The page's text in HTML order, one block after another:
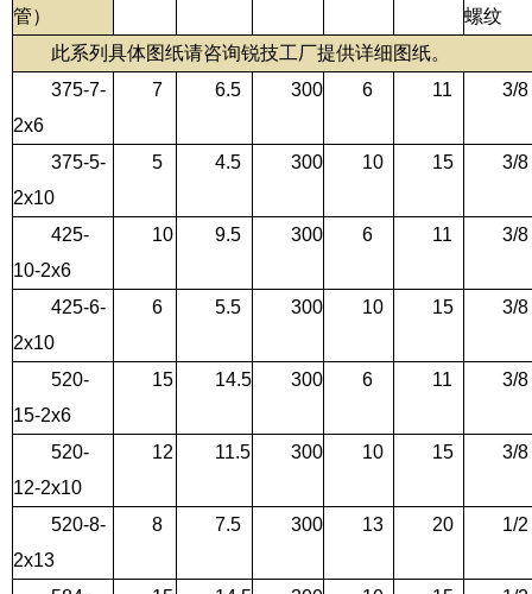
管）
螺纹
此系列具体图纸请咨询锐技工厂提供详细图纸。
375-7-
2x6
7 6.5 300 6 11 3/8
375-5-
2x10
5 4.5 300 10 15 3/8
425-
10-2x6
10 9.5 300 6 11 3/8
425-6-
2x10
6 5.5 300 10 15 3/8
520-
15-2x6
15 14.5 300 6 11 3/8
520-
12-2x10
12 11.5 300 10 15 3/8
520-8-
2x13
8 7.5 300 13 20 1/2